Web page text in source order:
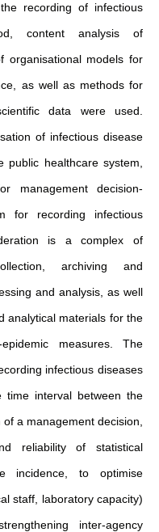
recording of infectious
content analysis of
organisational models for
as well as methods for
data were used.
of infectious disease
healthcare system,
management decision-
for recording infectious
is a complex of
archiving and
and analysis, as well
analytical materials for the
measures. The
infectious diseases
time interval between the
a management decision,
reliability of statistical
incidence, to optimise
staff, laboratory capacity)
inter-agency